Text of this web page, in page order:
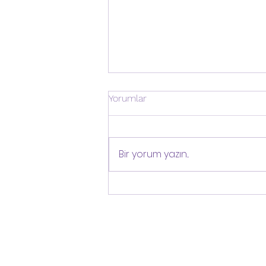
Yorumlar
Bir yorum yazın...